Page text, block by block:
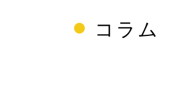
コラム